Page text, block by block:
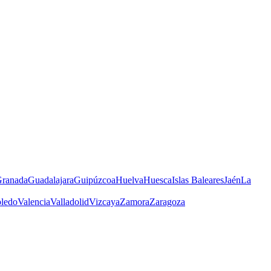
GuadalajaraGuipúzcoaHuelvaHuescaIslas BalearesJaénLa
ValenciaValladolidVizcayaZamoraZaragoza